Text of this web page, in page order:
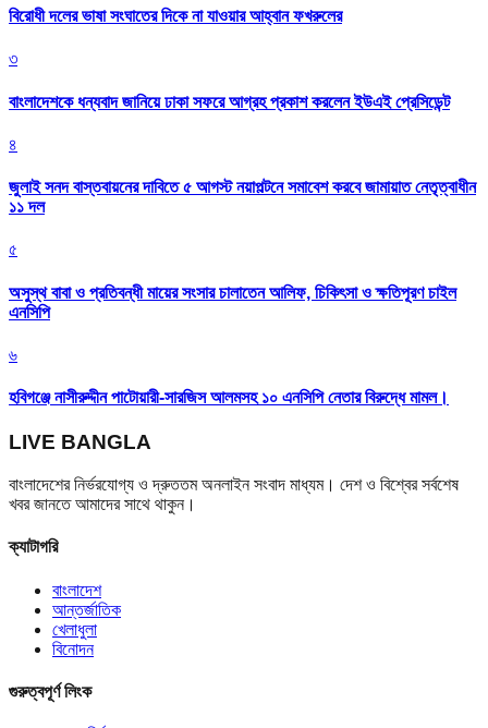
বিরোধী দলের ভাষা সংঘাতের দিকে না যাওয়ার আহ্বান ফখরুলের
৩
বাংলাদেশকে ধন্যবাদ জানিয়ে ঢাকা সফরে আগ্রহ প্রকাশ করলেন ইউএই প্রেসিডেন্ট
৪
জুলাই সনদ বাস্তবায়নের দাবিতে ৫ আগস্ট নয়াপল্টনে সমাবেশ করবে জামায়াত নেতৃত্বাধীন
১১ দল
৫
অসুস্থ বাবা ও প্রতিবন্ধী মায়ের সংসার চালাতেন আলিফ, চিকিৎসা ও ক্ষতিপূরণ চাইল
এনসিপি
৬
হবিগঞ্জে নাসীরুদ্দীন পাটোয়ারী-সারজিস আলমসহ ১০ এনসিপি নেতার বিরুদ্ধে মামল।
LIVE BANGLA
বাংলাদেশের নির্ভরযোগ্য ও দ্রুততম অনলাইন সংবাদ মাধ্যম। দেশ ও বিশ্বের সর্বশেষ
খবর জানতে আমাদের সাথে থাকুন।
ক্যাটাগরি
বাংলাদেশ
আন্তর্জাতিক
খেলাধুলা
বিনোদন
গুরুত্বপূর্ণ লিংক